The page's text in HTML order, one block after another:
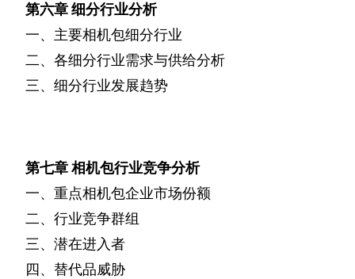
第六章细分行业分析
一、主要相机包细分行业
二、各细分行业需求与供给分析
三、细分行业发展趋势
第七章相机包行业竞争分析
一、重点相机包企业市场份额
二、行业竞争群组
三、潜在进入者
四、替代品威胁